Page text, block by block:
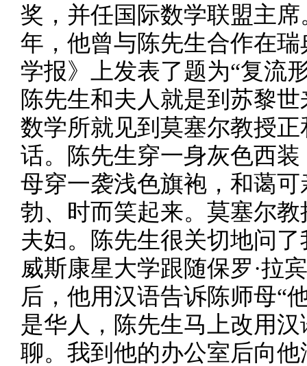
奖，并任国际数学联盟主
年，他曾与陈先生合作在
学报》上发表了题为“复流
陈先生和夫人就是到苏黎
数学所就见到莫塞尔教授
话。陈先生穿一身灰色西
母穿一袭浅色旗袍，和蔼
勃、时而笑起来。莫塞尔
夫妇。陈先生很关切地问
威斯康星大学跟随保罗·拉
后，他用汉语告诉陈师母“
是华人，陈先生马上改用
聊。我到他的办公室后向